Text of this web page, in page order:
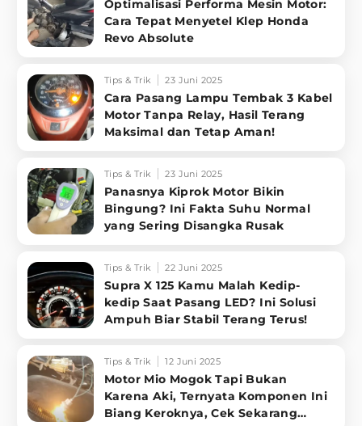
Optimalisasi Performa Mesin Motor:
Cara Tepat Menyetel Klep Honda
Revo Absolute
Tips & Trik 23 Juni 2025
Cara Pasang Lampu Tembak 3 Kabel
Motor Tanpa Relay, Hasil Terang
Maksimal dan Tetap Aman!
Tips & Trik 23 Juni 2025
Panasnya Kiprok Motor Bikin
Bingung? Ini Fakta Suhu Normal
yang Sering Disangka Rusak
Tips & Trik 22 Juni 2025
Supra X 125 Kamu Malah Kedip-
kedip Saat Pasang LED? Ini Solusi
Ampuh Biar Stabil Terang Terus!
Tips & Trik 12 Juni 2025
Motor Mio Mogok Tapi Bukan
Karena Aki, Ternyata Komponen Ini
Biang Keroknya, Cek Sekarang